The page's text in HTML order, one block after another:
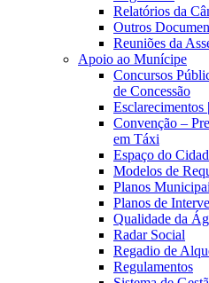
Relatórios da
Outros
Reuniões da
Apoio ao Munícipe
Concursos
de Concessão
Esclarecimentos
Convenção –
em Táxi
Espaço do
Modelos de
Planos
Planos de
Qualidade da
Radar Social
Regadio de
Regulamentos